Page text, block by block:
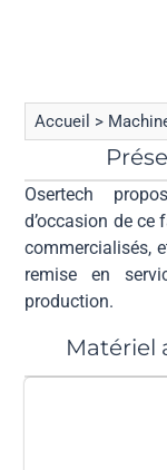
Accueil >
Osertech
d’occasion de
commercialisés,
remise en
production.
Matériel